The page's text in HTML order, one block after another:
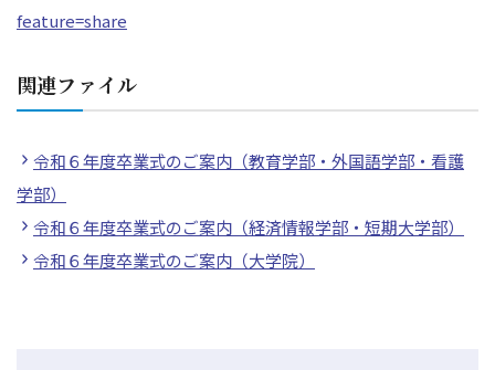
feature=share
関連ファイル
令和６年度卒業式のご案内（教育学部・外国語学部・看護
学部）
令和６年度卒業式のご案内（経済情報学部・短期大学部）
令和６年度卒業式のご案内（大学院）